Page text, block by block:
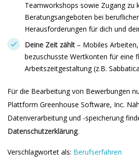
Teamworkshops sowie Zugang zu
Beratungsangeboten bei
Herausforderungen für dich und
Deine Zeit zählt – Mobiles
bezuschusste Wertkonten für eine
Arbeitszeitgestaltung (z.B.
Für die Bearbeitung von Bewerbungen
Plattform Greenhouse Software, Inc.
Datenverarbeitung und -speicherung
Datenschutzerklärung.
Verschlagwortet als: Berufserfahren